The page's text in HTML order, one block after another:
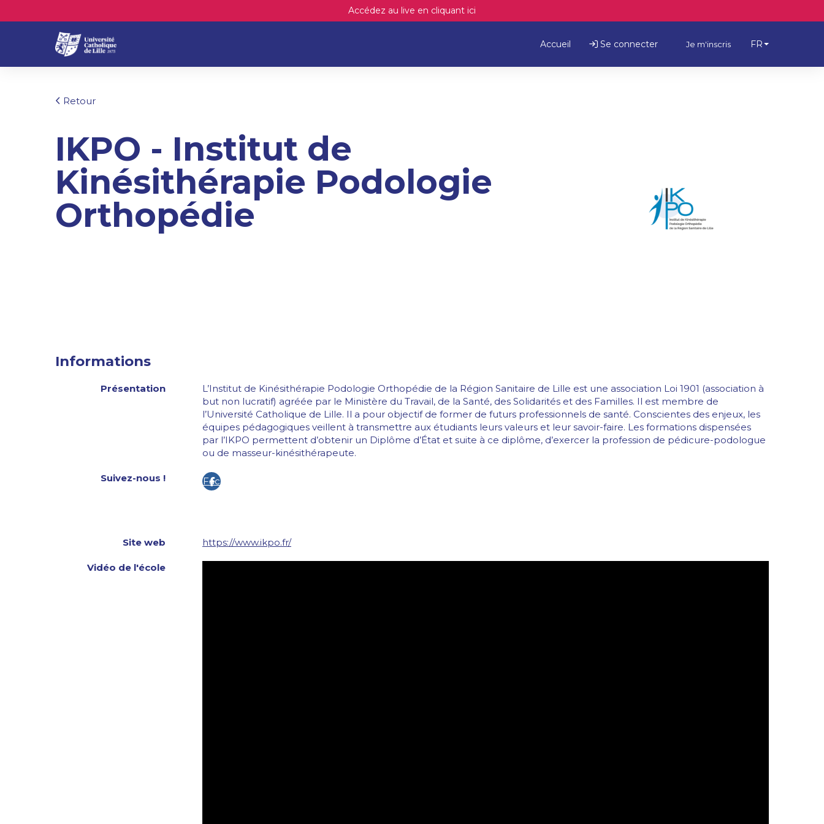
Accédez au live en cliquant ici
Accueil Se connecter Je m'inscris FR
Retour
IKPO - Institut de
Kinésithérapie Podologie
Orthopédie
Informations
Présentation
L’Institut de Kinésithérapie Podologie Orthopédie de la Région Sanitaire de Lille est une association Loi 1901 (association à
but non lucratif) agréée par le Ministère du Travail, de la Santé, des Solidarités et des Familles. Il est membre de
l’Université Catholique de Lille. Il a pour objectif de former de futurs professionnels de santé. Conscientes des enjeux, les
équipes pédagogiques veillent à transmettre aux étudiants leurs valeurs et leur savoir-faire. Les formations dispensées
par l’IKPO permettent d’obtenir un Diplôme d’État et suite à ce diplôme, d’exercer la profession de pédicure-podologue
ou de masseur-kinésithérapeute.
Suivez-nous !
Fac
Site web https://www.ikpo.fr/
Vidéo de l'école